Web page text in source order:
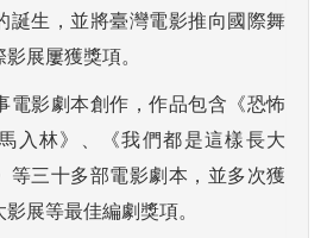
誕生，並將臺灣電影推向國際舞
展屢獲獎項。
電影劇本創作，作品包含《恐怖
入林》、《我們都是這樣長大
等三十多部電影劇本，並多次獲
展等最佳編劇獎項。